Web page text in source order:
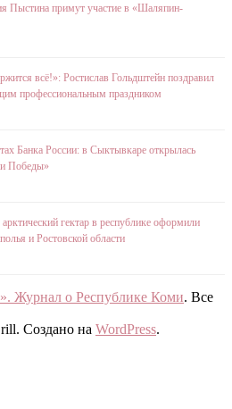
Пыстина примут участие в «Шаляпин-
всё!»: Ростислав Гольдштейн поздравил
профессиональным праздником
Банка России: в Сыктывкаре открылась
Победы»
гектар в республике оформили
и Ростовской области
Журнал о Республике Коми. Все
Создано на WordPress.